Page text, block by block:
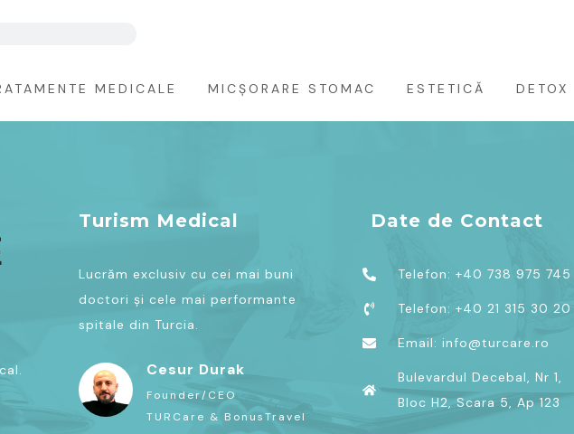
MEDICALE MICȘORARE STOMAC ESTETICĂ DETOX
Turism Medical
Lucrăm exclusiv cu cei mai buni
doctori și cele mai performante
spitale din Turcia.
Cesur Durak
Founder/CEO
TURCare & BonusTravel
Date de Contact
Telefon: +40 738 975 745
Telefon: +40 21 315 30 20
Email: info@turcare.ro
Bulevardul Decebal, Nr 1,
Bloc H2, Scara 5, Ap 123